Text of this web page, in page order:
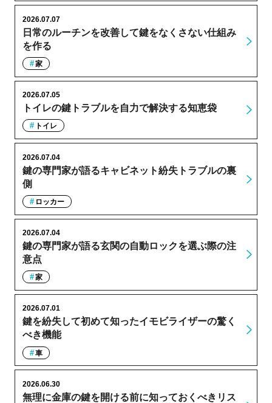
日常のルーチンを改善して鍵をなくさない仕組み
を作る
2026.07.07
家
トイレの鍵トラブルを自力で解決する知恵袋
2026.07.05
トイレ
鍵の専門家が語るキャビネット紛失トラブルの裏
側
2026.07.04
ロッカー
鍵の専門家が語る玄関の自動ロックを選ぶ際の注
意点
2026.07.04
家
鍵を紛失して初めて知ったイモビライザーの驚く
べき機能
2026.07.01
車
無理に金庫の鍵を開ける前に知っておくべきリス
2026.06.30